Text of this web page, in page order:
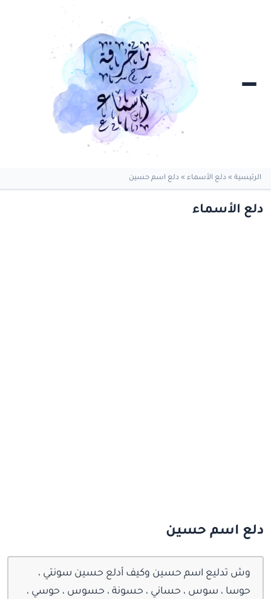
الرئيسية » دلع الأسماء » دلع اسم حسين
دلع الأسماء
دلع اسم حسين
وش تدليع اسم حسين وكيف أدلع حسين سونتي ،
حوسا ، سوس ، حساني ، حسونة ، حسوس ، حوسي ،